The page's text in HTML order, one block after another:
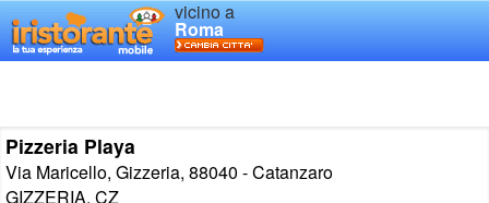
vicino a
Roma
Pizzeria Playa
Via Maricello, Gizzeria, 88040 - Catanzaro
GIZZERIA, CZ